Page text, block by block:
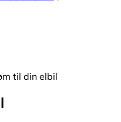
til din elbil